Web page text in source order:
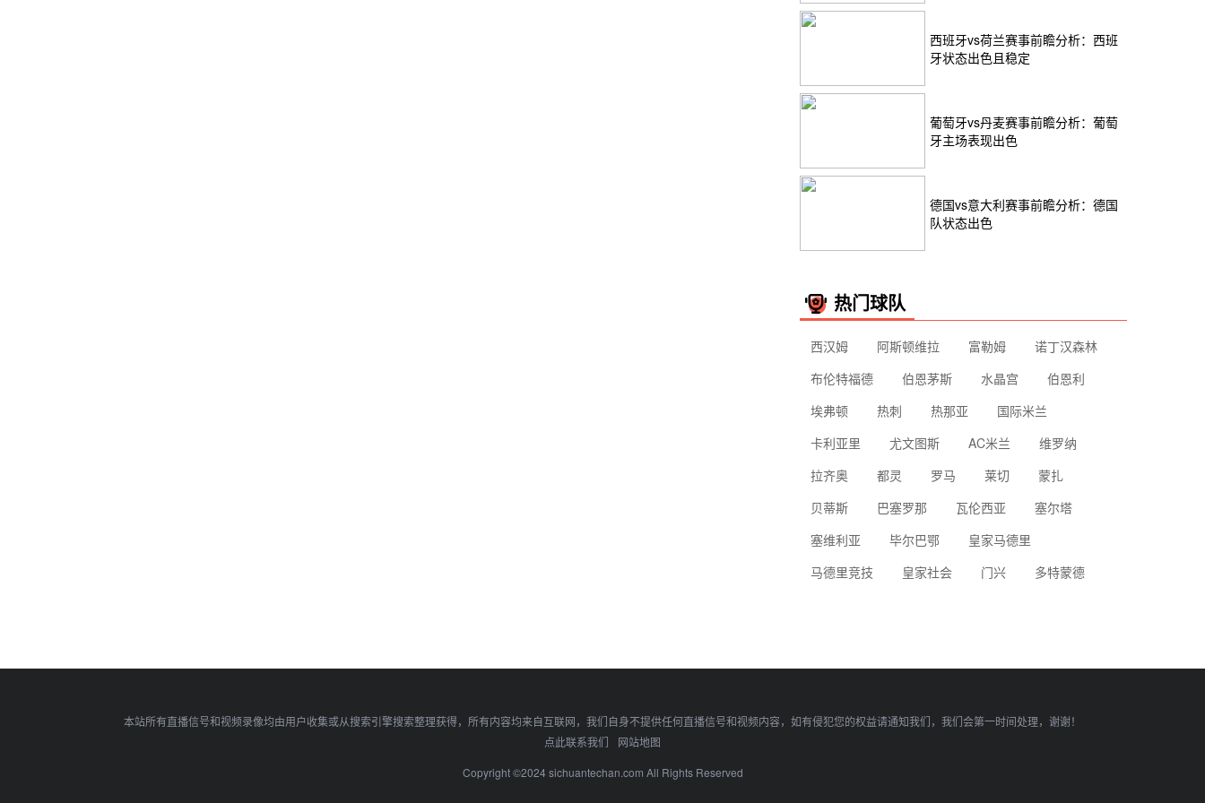
西班牙vs荷兰赛事前瞻分析：西班
牙状态出色且稳定
葡萄牙vs丹麦赛事前瞻分析：葡萄
牙主场表现出色
德国vs意大利赛事前瞻分析：德国
队状态出色
热门球队
西汉姆 阿斯顿维拉 富勒姆
诺丁汉森林
布伦特福德
伯恩茅斯 水晶宫
伯恩利
埃弗顿
热刺 热那亚
国际米兰
卡利亚里
尤文图斯 AC米兰
维罗纳
拉齐奥
都灵 罗马 莱切
蒙扎
贝蒂斯
巴塞罗那 瓦伦西亚
塞尔塔
塞维利亚
毕尔巴鄂
皇家马德里
马德里竞技
皇家社会 门兴 多特蒙德
本站所有直播信号和视频录像均由用户收集或从搜索引擎搜索整理获得，所有内容均来自互联网，我们自身不提供任何直播信号和视频内容，如有侵犯您的权益请通知我们，我们会第一时间处理，谢谢！
点此联系我们
网站地图
Copyright ©2024 sichuantechan.com All Rights Reserved